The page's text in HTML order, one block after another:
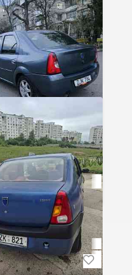
2006 год Тирасполь
300000 км
Механика
Бензин + Газ (Метан)
1598 cm³
Торг